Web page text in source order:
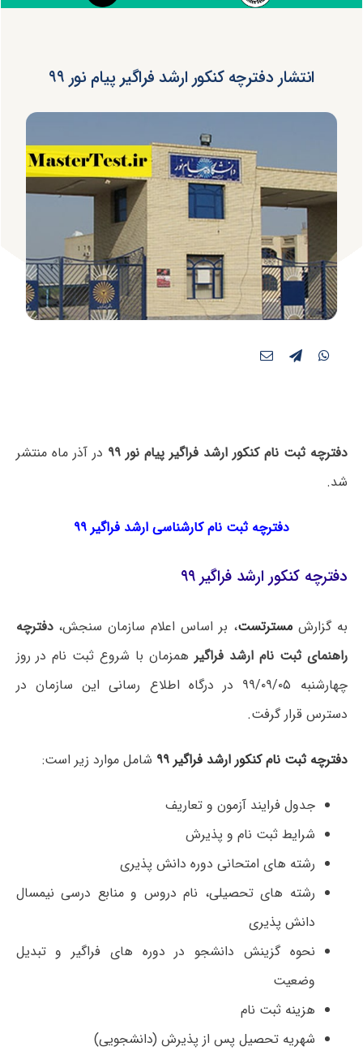
انتشار دفترچه کنکور ارشد فراگیر پیام نور ۹۹
دفترچه ثبت نام کنکور ارشد فراگیر پیام نور ۹۹
در آذر ماه منتشر
شد.
دفترچه ثبت نام کارشناسی ارشد فراگیر ۹۹
دفترچه کنکور ارشد فراگیر ۹۹
به گزارشمسترتست، بر اساس اعلام سازمان سنجش،دفترچه
راهنمای ثبت نام ارشد فراگیر همزمان با شروع ثبت نام در روز
چهارشنبه ۹۹/۰۹/۰۵ در درگاه اطلاع رسانی این سازمان در
دسترس قرار گرفت.
دفترچه ثبت نام کنکور ارشد فراگیر ۹۹ شامل موارد زیر است:
جدول فرایند آزمون و تعاریف
شرایط ثبت نام و پذیرش
رشته های امتحانی دوره دانش پذیری
رشته های تحصیلی، نام دروس و منابع درسی نیمسال
دانش پذیری
نحوه گزینش دانشجو در دوره های فراگیر و تبدیل
وضعیت
هزینه ثبت نام
شهریه تحصیل پس از پذیرش (دانشجویی)